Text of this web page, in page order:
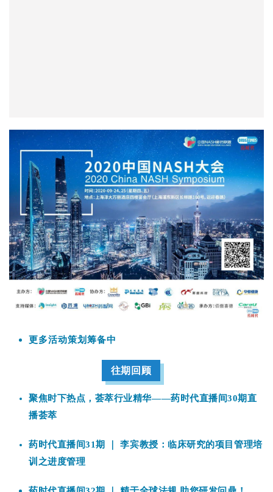
更多活动策划筹备中
聚焦时下热点，荟萃行业精华——药时代直播间30期直
药时代直播间31期 ｜ 李宾教授：临床研究的项目管理培
训之进度管理
药时代直播间32期
｜ 精于全球法规 助您研发问鼎！
——新冠下全球新药开发申报、临床设计与供应链策略
研讨会